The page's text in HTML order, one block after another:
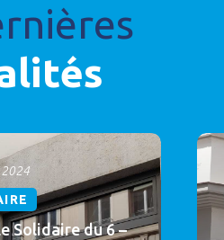
2024
Solidaire du 6 –